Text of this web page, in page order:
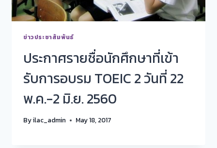
ข่าวประชาสัมพันธ์
ประกาศรายชื่อนักศึกษาที่เข้า
รับการอบรม TOEIC 2 วันที่ 22
พ.ค.-2 มิ.ย. 2560
Byilac_admin May 18, 2017